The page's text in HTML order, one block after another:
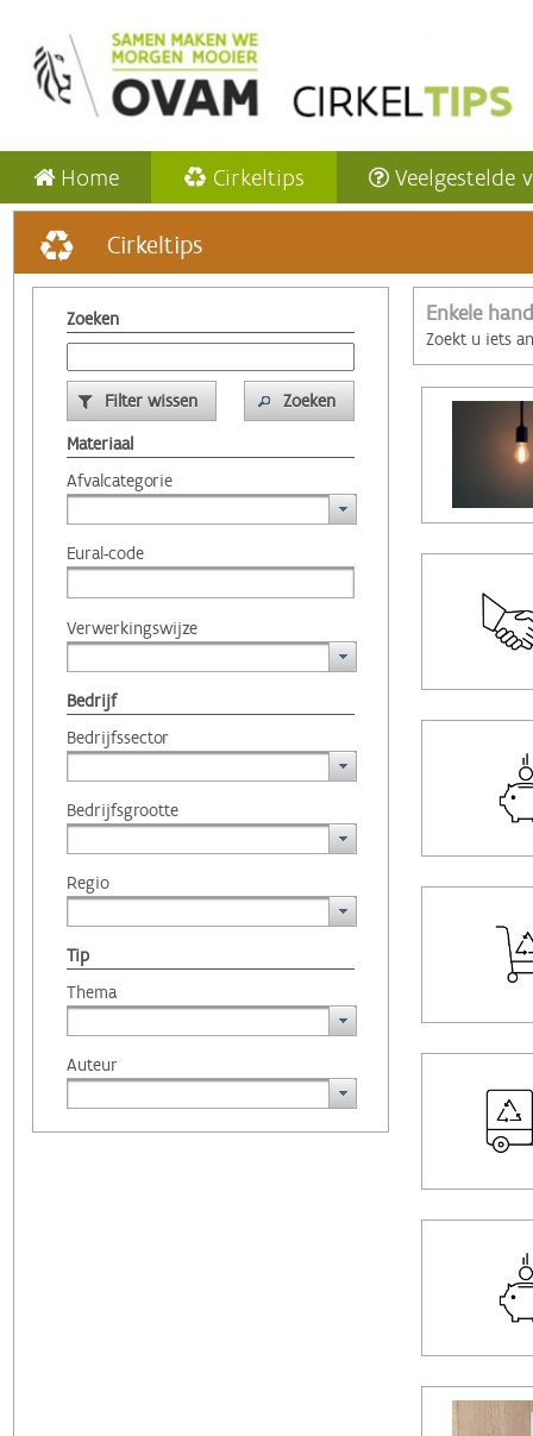
Home Cirkeltips Veelgestelde
Cirkeltips
Zoeken
Filter wissen
Zoeken
Materiaal
Afvalcategorie
Eural-code
Verwerkingswijze
Bedrijf
Bedrijfssector
Bedrijfsgrootte
Regio
Tip
Thema
Auteur
Enkele
Zoekt u iets